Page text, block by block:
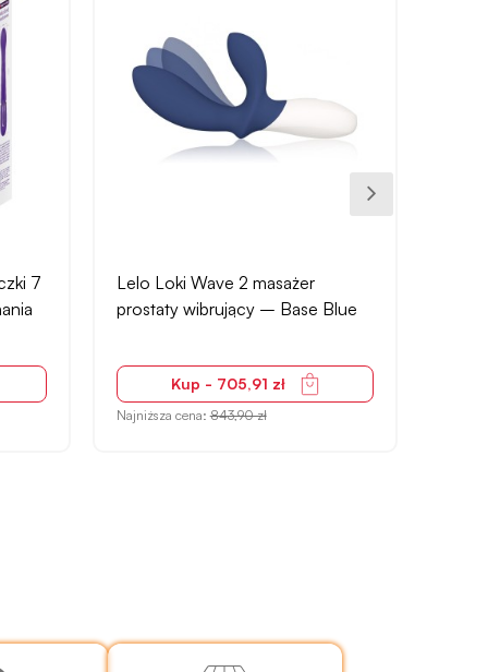
7
Lelo Loki Wave 2 masażer
prostaty wibrujący – Base Blue
Kup - 705,91 zł
Najniższa cena:843,90 zł